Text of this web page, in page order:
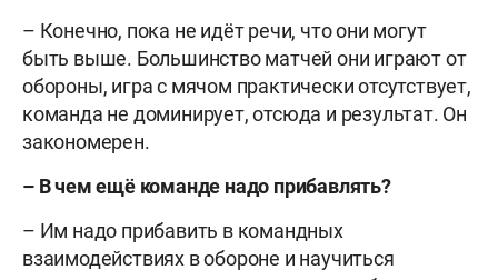
– Конечно, пока не идёт речи, что они могут
быть выше. Большинство матчей они играют от
обороны, игра с мячом практически отсутствует,
команда не доминирует, отсюда и результат. Он
закономерен.
– В чем ещё команде надо прибавлять?
– Им надо прибавить в командных
взаимодействиях в обороне и научиться